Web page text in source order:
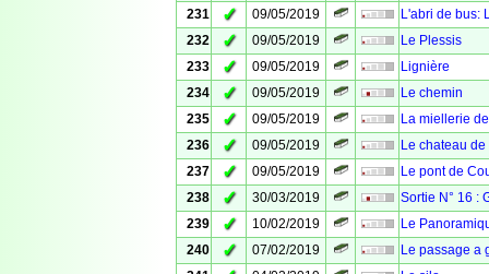
231
✓ 09/05/2019
L'abri de bus:
232
✓ 09/05/2019
Le Plessis
233
✓ 09/05/2019
Lignière
234
✓ 09/05/2019
Le chemin
235
✓ 09/05/2019
La miellerie
236
✓ 09/05/2019
Le chateau
237
✓ 09/05/2019
Le pont de
238
✓ 30/03/2019
Sortie N° 16 :
239
✓ 10/02/2019
Le
240
✓ 07/02/2019
Le passage a